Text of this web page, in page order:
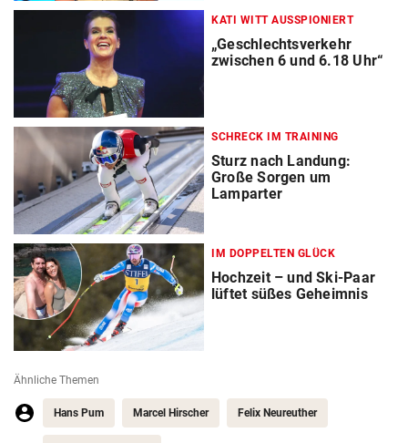
KATI WITT AUSSPIONIERT
„Geschlechtsverkehr
zwischen 6 und 6.18 Uhr“
SCHRECK IM TRAINING
Sturz nach Landung:
Große Sorgen um
Lamparter
IM DOPPELTEN GLÜCK
Hochzeit – und Ski-Paar
lüftet süßes Geheimnis
Ähnliche Themen
Hans Pum Marcel Hirscher Felix Neureuther